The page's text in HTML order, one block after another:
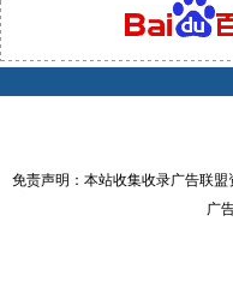
免责声明：本站收集收录广告联
广